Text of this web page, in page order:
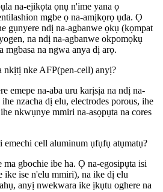
na-ejikọta ọnụ n'ime yana ọ
mgbe ọ na-amịkọrọ ụda. Ọ
gụnyere ndị na-agbanwe ọkụ (kọmpat
na ndị na-agbanwe okpomọkụ
mgbasa na ngwa anya dị arọ.
nke AFP(pen-cell) anyị?
emepe na-aba uru karịsịa na ndị na-
nzacha dị elu, electrodes porous, ihe
nkwụnye mmiri na-asọpụta na cores
cell aluminum ụfụfụ atụmatụ?
gbochie ibe ha. Ọ na-egosipụta isi
ike ise n'elu mmiri), na ike dị elu
anyị nwekwara ike ịkụtu oghere na